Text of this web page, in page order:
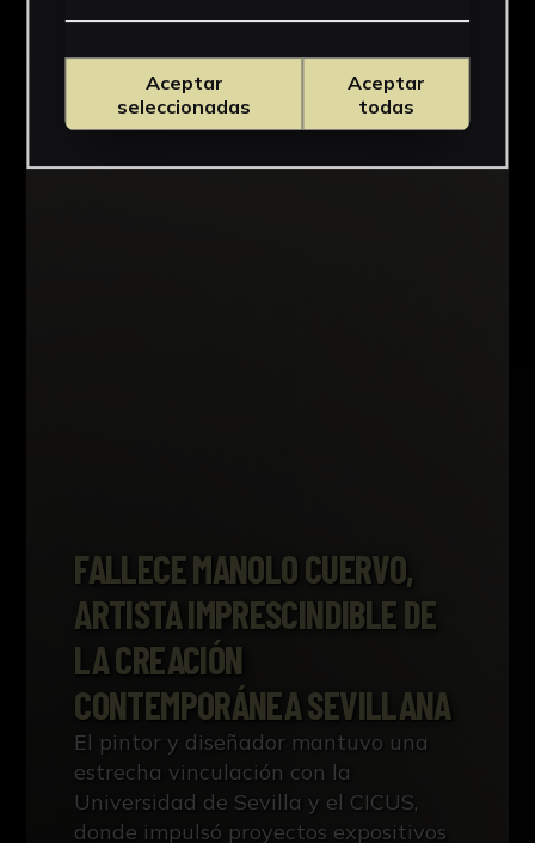
FALLECE MANOLO CUERVO,
ARTISTA IMPRESCINDIBLE DE
LA CREACIÓN
CONTEMPORÁNEA SEVILLANA
El pintor y diseñador mantuvo una
estrecha vinculación con la
Universidad de Sevilla y el CICUS,
donde impulsó proyectos expositivos
Aceptar
seleccionadas
Aceptar
todas